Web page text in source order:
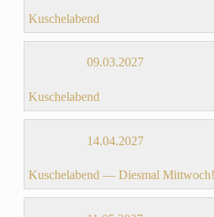
Kuschelabend
09.03.2027
Kuschelabend
14.04.2027
Kuschelabend — Diesmal Mittwoch!